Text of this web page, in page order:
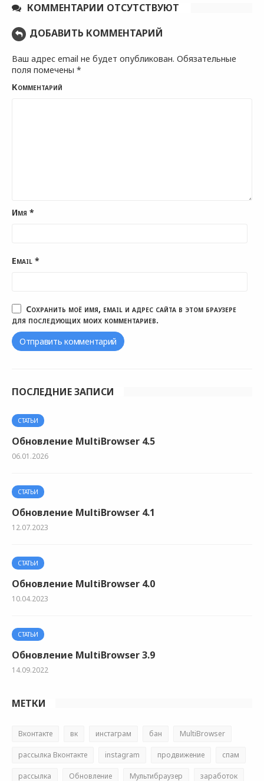
КОММЕНТАРИИ ОТСУТСТВУЮТ
ДОБАВИТЬ КОММЕНТАРИЙ
Ваш адрес email не будет опубликован. Обязательные
поля помечены *
Комментарий
Имя *
Email *
Сохранить моё имя, email и адрес сайта в этом браузере
для последующих моих комментариев.
ПОСЛЕДНИЕ ЗАПИСИ
СТАТЬИ
Обновление MultiBrowser 4.5
06.01.2026
СТАТЬИ
Обновление MultiBrowser 4.1
12.07.2023
СТАТЬИ
Обновление MultiBrowser 4.0
10.04.2023
СТАТЬИ
Обновление MultiBrowser 3.9
14.09.2022
МЕТКИ
Вконтакте вк инстаграм бан MultiBrowser
рассылка Вконтакте instagram продвижение спам
рассылка Обновление Мультибраузер заработок